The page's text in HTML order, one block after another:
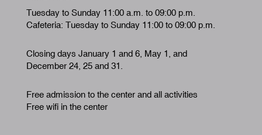
Tuesday to Sunday 11:00 a.m. to 09:00 p.m.
Cafeteria: Tuesday to Sunday 11:00 to 09:00 p.m.
Closing days January 1 and 6, May 1, and
December 24, 25 and 31.
Free admission to the center and all activities
Free wifi in the center